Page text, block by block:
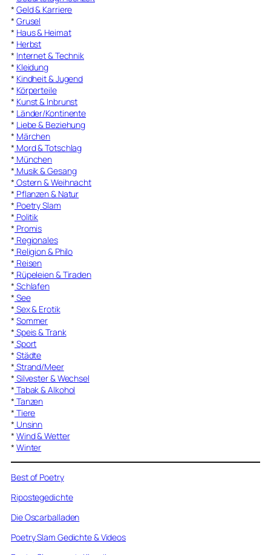
* Geld & Karriere
* Grusel
* Haus & Heimat
* Herbst
* Internet & Technik
* Kleidung
* Kindheit & Jugend
* Körperteile
* Kunst & Inbrunst
* Länder/Kontinente
* Liebe & Beziehung
* Märchen
* Mord & Totschlag
* München
* Musik & Gesang
* Ostern & Weihnacht
* Pflanzen & Natur
* Poetry Slam
* Politik
* Promis
* Regionales
* Religion & Philo
* Reisen
* Rüpeleien & Tiraden
* Schlafen
* See
* Sex & Erotik
* Sommer
* Speis & Trank
* Sport
* Städte
* Strand/Meer
* Silvester & Wechsel
* Tabak & Alkohol
* Tanzen
* Tiere
* Unsinn
* Wind & Wetter
* Winter
Best of Poetry
Ripostegedichte
Die Oscarballaden
Poetry Slam Gedichte & Videos